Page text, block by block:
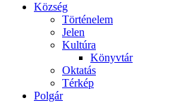
Község
Történelem
Jelen
Kultúra
Könyvtár
Oktatás
Térkép
Polgár